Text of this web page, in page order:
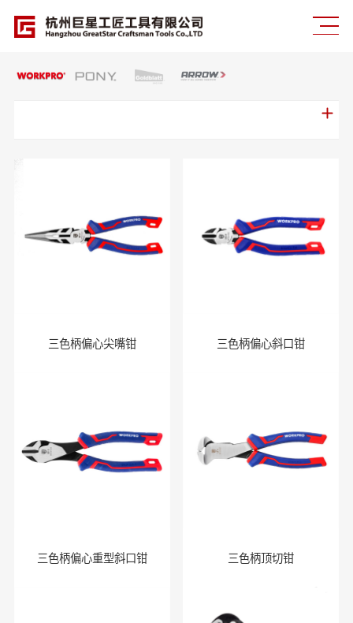
三色柄偏心尖嘴钳 三色柄偏心斜口钳
三色柄偏心重型斜口钳 三色柄顶切钳